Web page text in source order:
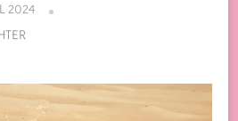
2024
WAAGT…